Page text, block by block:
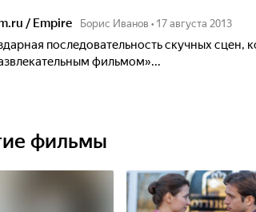
/ Empire Борис Иванов • 17 августа 2013
последовательность скучных сцен,
фильмом»...
фильмы